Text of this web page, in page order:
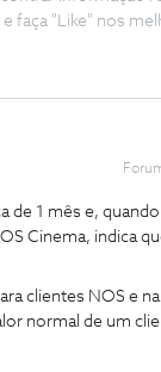
faça "Like" nos
de 1 mês e,
Cinema, indica
clientes NOS e
normal de um